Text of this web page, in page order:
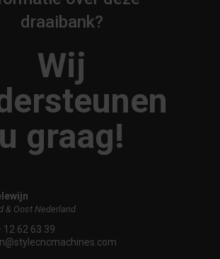
draaibank?
Wij
u graag!
& Oost Nederland
12 62 63 39